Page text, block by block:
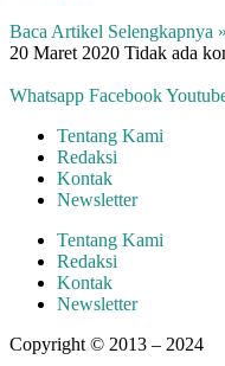
Baca Artikel Selengkapnya »
20 Maret 2020 Tidak ada
Whatsapp Facebook
Tentang Kami
Redaksi
Kontak
Newsletter
Tentang Kami
Redaksi
Kontak
Newsletter
Copyright © 2013 – 2024